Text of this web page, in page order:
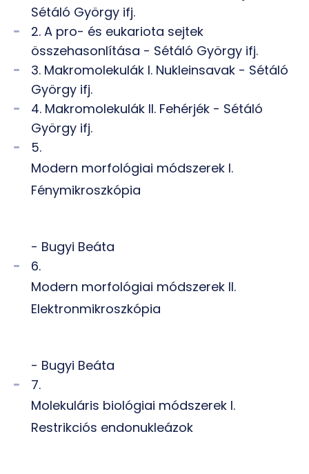
Sétáló György ifj.
2. A pro- és eukariota sejtek
összehasonlítása - Sétáló György ifj.
3. Makromolekulák I. Nukleinsavak - Sétáló
György ifj.
4. Makromolekulák II. Fehérjék - Sétáló
György ifj.
5.
Modern morfológiai módszerek I.
Fénymikroszkópia
- Bugyi Beáta
6.
Modern morfológiai módszerek II.
Elektronmikroszkópia
- Bugyi Beáta
7.
Molekuláris biológiai módszerek I.
Restrikciós endonukleázok